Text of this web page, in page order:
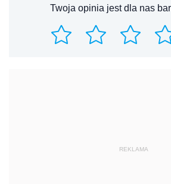
Twoja opinia jest dla nas
REKLAMA